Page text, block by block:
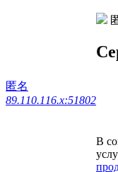
匿名
89.110.116.x:51802
В